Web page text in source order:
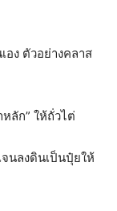
ง ตัวอย่างคลาส
ลัก” ให้ถั่วไต่
นลงดินเป็นปุ๋ยให้